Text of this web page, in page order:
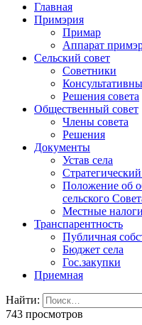
Примэрия Чишмикиой
Главная
Примэрия
Примар
Аппарат
Сельский совет
Советники
Решения совета
Общественный совет
Члены совета
Решения
Документы
Устав села
Положение об
сельского
Местные
Транспарентность
Публичная
Бюджет села
Гос.закупки
Приемная
Найти:
743 просмотров